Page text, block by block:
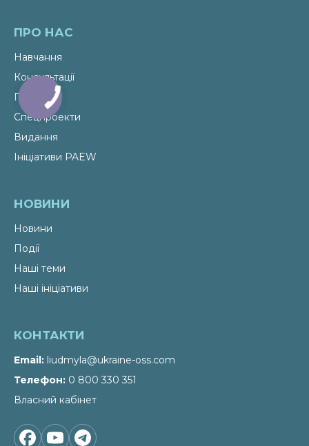
ПРО НАС
Навчання
Консультації
Послуги
Спецпроекти
Видання
Ініціативи PAEW
НОВИНИ
Новини
Події
Наші теми
Наші ініціативи
КОНТАКТИ
Email liudmyla@ukraine-oss.com
Телефон 0 800 330 351
Власний кабінет